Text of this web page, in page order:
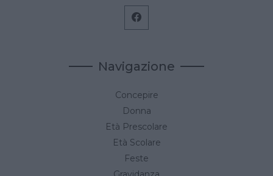
Navigazione
Concepire
Donna
Età Prescolare
Età Scolare
Feste